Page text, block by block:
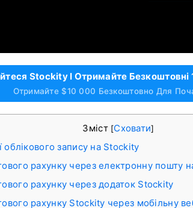
Stockity І Отримайте
Отримайте $10 000 Безкоштовно Для
Зміст [Сховати]
облікового запису на Stockity
рахунку через електронну пошту
рахунку через додаток Stockity
рахунку Stockity через мобільну